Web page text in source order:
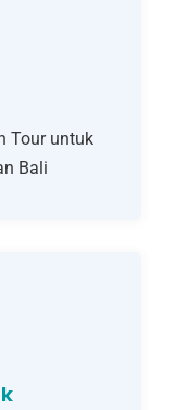
Tour untuk
Bali